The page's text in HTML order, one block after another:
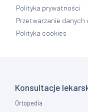
Polityka prywatności
Przetwarzanie danych
Polityka cookies
Konsultacje
Ortopedia